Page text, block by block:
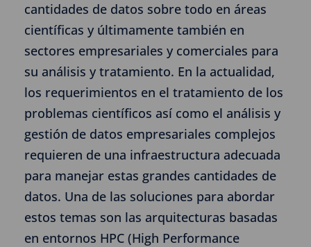
cantidades de datos sobre todo en áreas
científicas y últimamente también en
sectores empresariales y comerciales para
su análisis y tratamiento. En la actualidad,
los requerimientos en el tratamiento de los
problemas científicos así como el análisis y
gestión de datos empresariales complejos
requieren de una infraestructura adecuada
para manejar estas grandes cantidades de
datos. Una de las soluciones para abordar
estos temas son las arquitecturas basadas
en entornos HPC (High Performance